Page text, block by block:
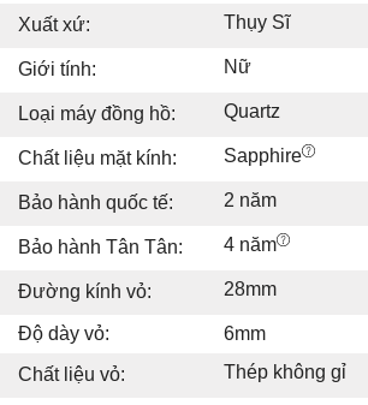
Xuất xứ:
Thụy Sĩ
Giới tính: Nữ
Loại máy đồng hồ: Quartz
Chất liệu mặt kính: Sapphire
Bảo hành quốc tế: 2 năm
Bảo hành Tân Tân: 4 năm
Đường kính vỏ: 28mm
Độ dày vỏ:
6mm
Chất liệu vỏ:
Thép không gỉ